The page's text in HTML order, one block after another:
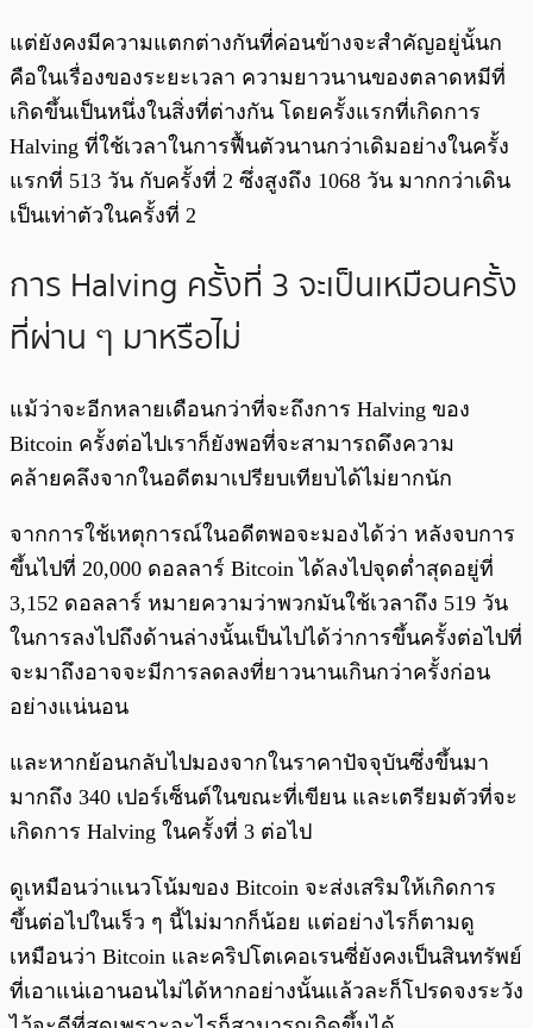
แต่ยังคงมีความแตกต่างกันที่ค่อนข้างจะสำคัญอยู่นั้นก
คือในเรื่องของระยะเวลา ความยาวนานของตลาดหมีที่
เกิดขึ้นเป็นหนึ่งในสิ่งที่ต่างกัน โดยครั้งแรกที่เกิดการ
Halving ที่ใช้เวลาในการฟื้นตัวนานกว่าเดิมอย่างในครั้ง
แรกที่ 513 วัน กับครั้งที่ 2 ซึ่งสูงถึง 1068 วัน มากกว่าเดิน
เป็นเท่าตัวในครั้งที่ 2
การ Halving ครั้งที่ 3 จะเป็นเหมือนครั้ง
ที่ผ่าน ๆ มาหรือไม่
แม้ว่าจะอีกหลายเดือนกว่าที่จะถึงการ Halving ของ
Bitcoin ครั้งต่อไปเราก็ยังพอที่จะสามารถดึงความ
คล้ายคลึงจากในอดีตมาเปรียบเทียบได้ไม่ยากนัก
จากการใช้เหตุการณ์ในอดีตพอจะมองได้ว่า หลังจบการ
ขึ้นไปที่ 20,000 ดอลลาร์ Bitcoin ได้ลงไปจุดต่ำสุดอยู่ที่
3,152 ดอลลาร์ หมายความว่าพวกมันใช้เวลาถึง 519 วัน
ในการลงไปถึงด้านล่างนั้นเป็นไปได้ว่าการขึ้นครั้งต่อไปที่
จะมาถึงอาจจะมีการลดลงที่ยาวนานเกินกว่าครั้งก่อน
อย่างแน่นอน
และหากย้อนกลับไปมองจากในราคาปัจจุบันซึ่งขึ้นมา
มากถึง 340 เปอร์เซ็นต์ในขณะที่เขียน และเตรียมตัวที่จะ
เกิดการ Halving ในครั้งที่ 3 ต่อไป
ดูเหมือนว่าแนวโน้มของ Bitcoin จะส่งเสริมให้เกิดการ
ขึ้นต่อไปในเร็ว ๆ นี้ไม่มากก็น้อย แต่อย่างไรก็ตามดู
เหมือนว่า Bitcoin และคริปโตเคอเรนซี่ยังคงเป็นสินทรัพย์
ที่เอาแน่เอานอนไม่ได้หากอย่างนั้นแล้วละก็โปรดจงระวัง